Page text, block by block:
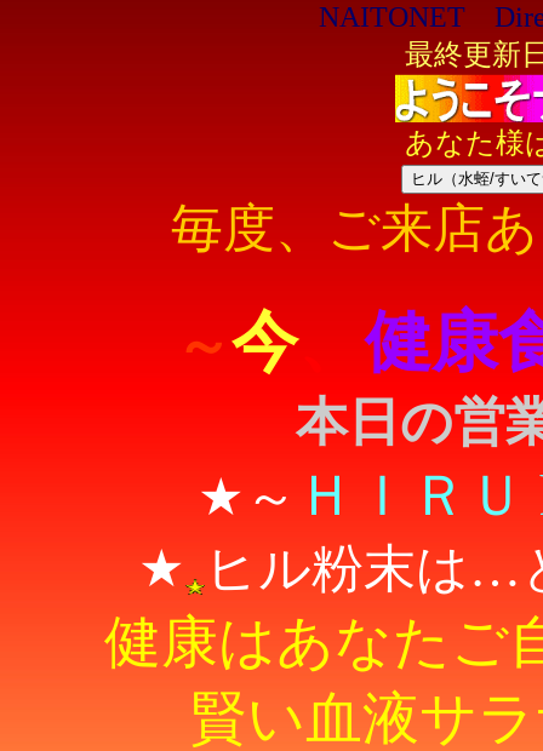
NAITONET
最終更新
あなた様
ヒル（水蛭/すい
毎度、ご来店
～今、健康
本日の営
★～ ＨＩＲＵ
★ ヒル粉末は…
健康はあなたご
賢い血液サ